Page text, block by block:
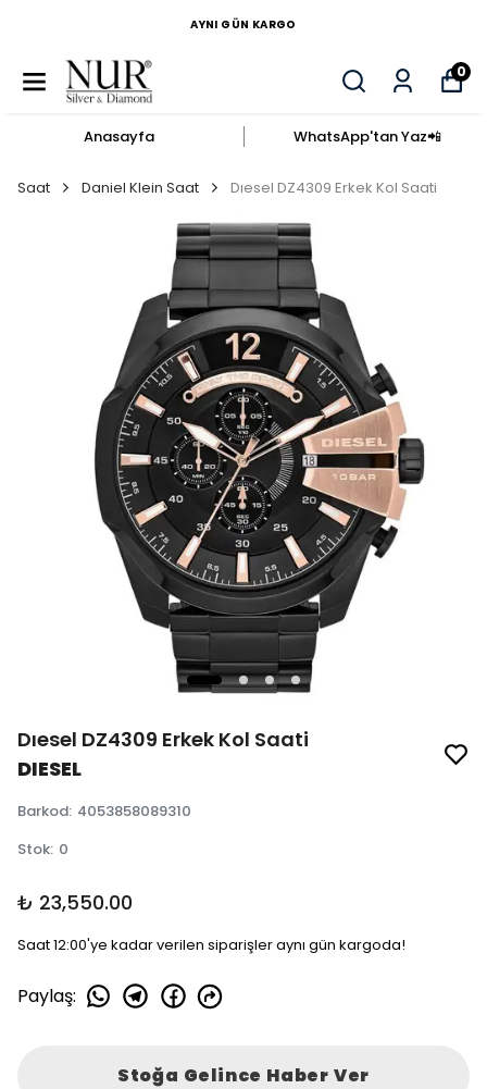
AYNI GÜN KARGO
0
Anasayfa WhatsApp'tan Yaz​📲​
Saat Daniel Klein Saat Dıesel DZ4309 Erkek Kol Saati
Dıesel DZ4309 Erkek Kol Saati
DIESEL
Barkod: 4053858089310
Stok: 0
₺ 23,550.00
Saat 12:00'ye kadar verilen siparişler aynı gün kargoda!
Paylaş:
Stoğa Gelince Haber Ver